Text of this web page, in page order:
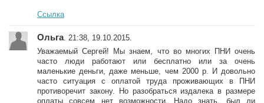
Ссылка
Ольга. 21:38, 19.10.2015.
Уважаемый Сергей! Мы знаем, что во многих ПНИ очень
часто люди работают или бесплатно или за очень
маленькие деньги, даже меньше, чем 2000 р. И довольно
часто ситуация с оплатой труда проживающих в ПНИ
противоречит закону. Но разобраться издалека в размере
оплаты совсем нет возможности. Надо знать, был ли